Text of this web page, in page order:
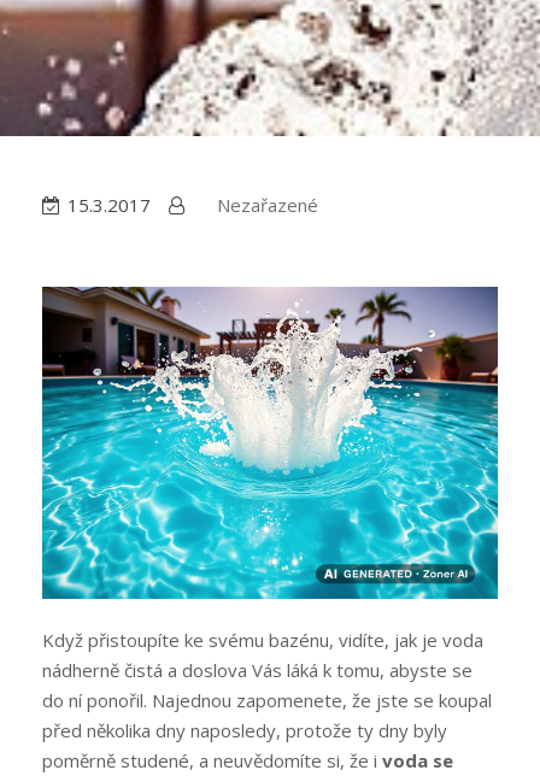
15.3.2017 Nezařazené
Když přistoupíte ke svému bazénu, vidíte, jak je voda
nádherně čistá a doslova Vás láká k tomu, abyste se
do ní ponořil. Najednou zapomenete, že jste se koupal
před několika dny naposledy, protože ty dny byly
poměrně studené, a neuvědomíte si, že i voda se